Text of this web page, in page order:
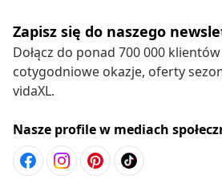
Zapisz się do naszego
Dołącz do ponad 700 000
cotygodniowe okazje, oferty
vidaXL.
Nasze profile w mediach